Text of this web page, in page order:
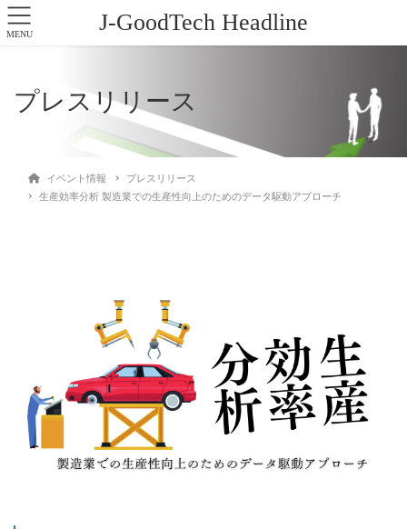
J-GoodTech Headline
プレスリリース
イベント情報
プレスリリース
生産効率分析 製造業での生産性向上のためのデータ駆動アプローチ
MENU